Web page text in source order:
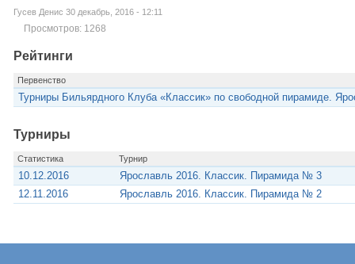
Гусев Денис 30 декабрь, 2016 - 12:11
Просмотров: 1268
Рейтинги
Первенство
Турниры Бильярдного Клуба «Классик» по свободной пирамиде.
Турниры
Статистика Турнир
10.12.2016
Ярославль 2016. Классик. Пирамида № 3
12.11.2016
Ярославль 2016. Классик. Пирамида № 2